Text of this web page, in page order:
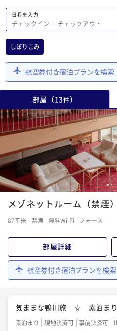
日程を入力
チェックイン − チェックアウト
しぼりこみ
航空券付き宿泊プランを検索
部屋 （13件）
12
メゾネットルーム（禁
87平米 禁煙 無料Wi-Fi フォース
部屋詳細
航空券付き宿泊プランを検索
気ままな鴨川旅 ☆ 素泊まり
素泊まり 現地決済可 事前決済可